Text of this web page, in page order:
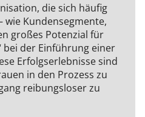
die sich häufig
wie Kundensegmente,
großes Potenzial für
bei der Einführung einer
Erfolgserlebnisse sind
in den Prozess zu
reibungsloser zu